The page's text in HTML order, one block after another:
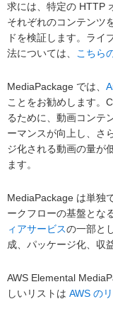
求には、特定の HTTP
それぞれのコンテンツ
ドを検証します。ライ
法については、
こちら
MediaPackage では、
ことをお勧めします。
るために、動画コンテ
ーマンスが向上し、さ
ジ化される動画の量が
ます。
MediaPackage は単独
ークフローの基盤とな
ィアサービスの一部と
成、パッケージ化、収
AWS Elemental
しいリストは AWS の